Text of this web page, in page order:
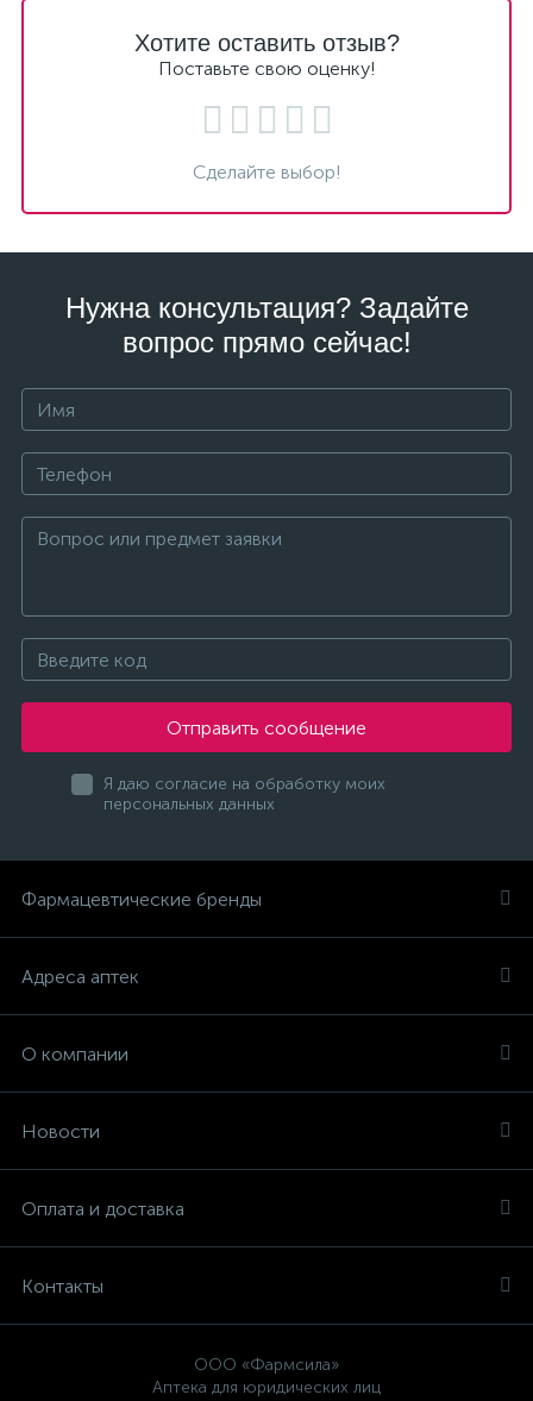
Хотите оставить отзыв?
Поставьте свою оценку!
Сделайте выбор!
Нужна консультация? Задайте
вопрос прямо сейчас!
Отправить сообщение
Я даю согласие на обработку моих
персональных данных
Фармацевтические бренды
Адреса аптек
О компании
Новости
Оплата и доставка
Контакты
ООО «Фармсила»
Аптека для юридических лиц